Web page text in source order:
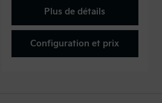
Plus de détails
Configuration et prix